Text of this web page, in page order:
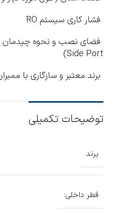
فشار کاری سیستم RO
Side Port)
برند معتبر و سازگاری با
توضیحات تکمیلی
برند
قطر داخلی: